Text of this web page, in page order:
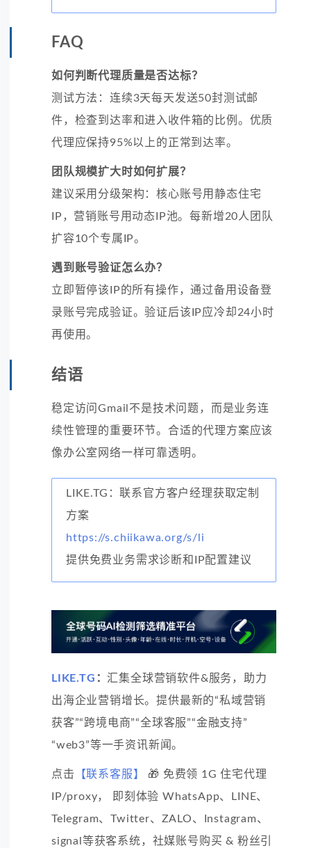
FAQ
如何判断代理质量是否达标？
测试方法：连续3天每天发送50封测试邮
件，检查到达率和进入收件箱的比例。优质
代理应保持95%以上的正常到达率。
团队规模扩大时如何扩展？
建议采用分级架构：核心账号用静态住宅
IP，营销账号用动态IP池。每新增20人团队
扩容10个专属IP。
遇到账号验证怎么办？
立即暂停该IP的所有操作，通过备用设备登
录账号完成验证。验证后该IP应冷却24小时
再使用。
结语
稳定访问Gmail不是技术问题，而是业务连
续性管理的重要环节。合适的代理方案应该
像办公室网络一样可靠透明。
LIKE.TG：联系官方客户经理获取定制
方案
https://s.chiikawa.org/s/li
提供免费业务需求诊断和IP配置建议
LIKE.TG ： 汇集全球营销软件&服务，助力
出海企业营销增长。提供最新的“私域营销
获客”“跨境电商”“全球客服”“金融支持”
“web3”等一手资讯新闻。
点击 【联系客服】
🎁 免费领 1G 住宅代理
IP/proxy， 即刻体验 WhatsApp、LINE、
Telegram、Twitter、ZALO、Instagram、
signal等获客系统，社媒账号购买 & 粉丝引